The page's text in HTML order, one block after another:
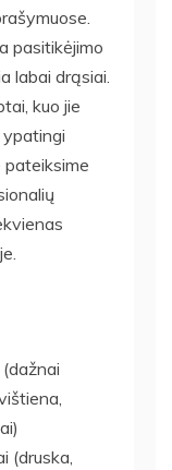
pasitikėjimo
labai drąsiai.
kuo jie
ypatingi
pateiksime
(druska,